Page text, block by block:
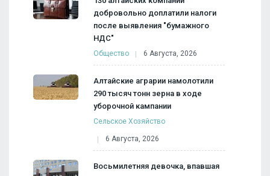
добровольно доплатили налоги
после выявления "бумажного
НДС"
Общество 6 Августа, 2026
Алтайские аграрии намолотили
290 тысяч тонн зерна в ходе
уборочной кампании
Сельское Хозяйство
6 Августа, 2026
Восьмилетняя девочка, впавшая